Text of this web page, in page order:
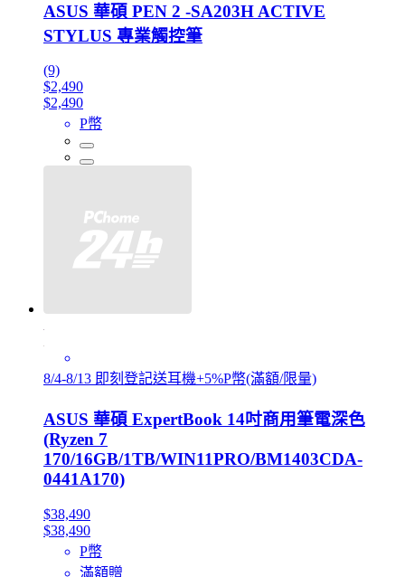
ASUS 華碩 PEN 2 -SA203H ACTIVE
STYLUS 專業觸控筆
(9)
$2,490
$2,490
P幣
8/4-8/13 即刻登記送耳機+5%P幣(滿額/限量)
ASUS 華碩 ExpertBook 14吋商用筆電深色
(Ryzen 7
170/16GB/1TB/WIN11PRO/BM1403CDA-
0441A170)
$38,490
$38,490
P幣
滿額贈